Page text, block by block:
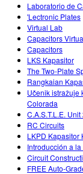
Laboratorio de
'Lectronic Plates
Virtual Lab
Capacitors
Capacitors
LKS Kapasitor
The Two-Plate
Rangkaian
Učenik istražuje
Colorada
C.A.S.T.L.E.
RC Circuits
LKPD Kapasitor
Introducción a
Circuit
FREE Auto-